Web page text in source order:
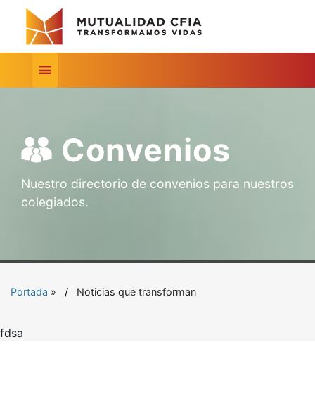
Convenios
Nuestro directorio de convenios para nuestros
colegiados.
Portada » Noticias que transforman
fdsa